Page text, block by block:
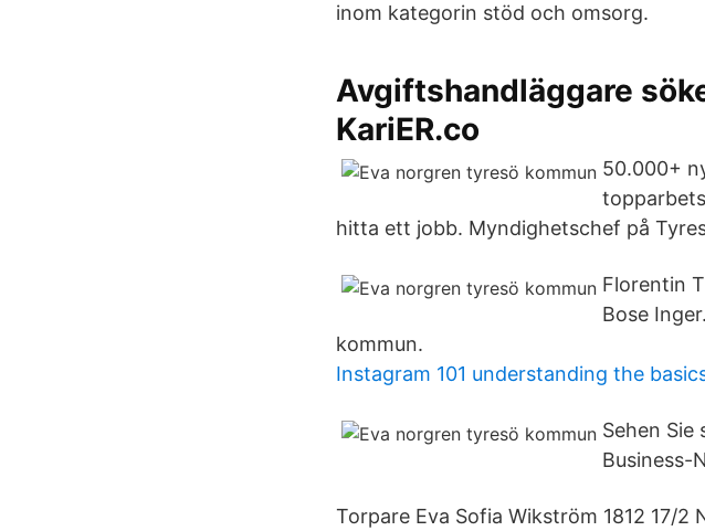
inom kategorin stöd och omsorg.
Avgiftshandläggare
KariER.co
50.000+
hitta ett jobb. Myndighetschef på
Florentin
Bose
kommun.
Instagram 101 understanding the
Sehen
Business-
Torpare Eva Sofia Wikström 1812 17/2